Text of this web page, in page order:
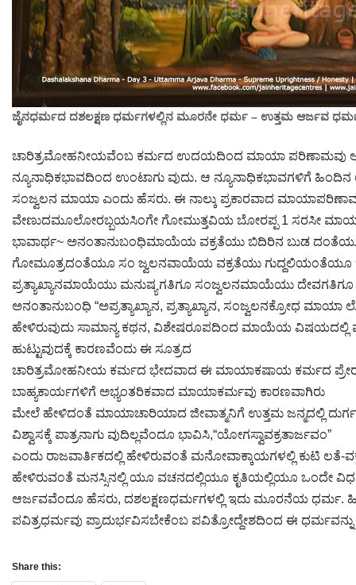
Jain Epigraphy
Jainism & Philately
Jains Minority Status
Shlokas & Bhajans
Chaturmas Directory
Rajasthan
Tamil Nadu
Uttar Pradesh
West Bengal
West Bengal
ಜೈನಧರ್ಮದ ದಶಲಕ್ಷಣ ಧರ್ಮಗಳಲ್ಲಿನ ಮೂರನೇ ಧರ್ಮ – ಉತ್ತಮ ಆರ್ಜವ
ಚಾರಿತ್ರಮೋಹನೀಯವೆಂಬ ಕರ್ಮದ ಉದಯದಿಂದ ಮಾಯಾ ಪರಿಣಾಮವು
ನ್ಯೂನಾಧಿಕಭಾವದಿಂದ ಉಂಟಾಗು ವುದು. ಆ ನ್ಯೂನಾಧಿಕಭಾವಗಳಿಗೆ ಹಿಂದಿನ
ಸಂಜ್ವಲನ ಮಾಯಾ ಎಂದು ಹೆಸರು. ಈ ನಾಲ್ಕು ಪ್ರಕಾರವಾದ
ವೇಣುದಮೂಲೋರಬ್ಬಯಸಿಂಗೇ ಗೋಮುತ್ತವಿಯ ಬೋರಪ್ಪ 1 ಸರಸೀ
ಭಾವಾರ್ಥ~ ಅನಂತಾನುಬಂಧಿಮಾಯೆಯ ವಕ್ರತೆಯು ಬಿದಿರಿನ ಬುಡ
ಗೋಮೂತ್ರದಂತೆಯೂ ಸಂ ಜ್ವಲನವಾಯೆಯ ವಕ್ರತೆಯು ಗುದ್ದಲಿಯಂತೆಯೂ
ಪ್ರತ್ಯಾಖ್ಯಾನಮಾಯೆಯು ಮನುಷ್ಯಗತಿಗೂ ಸಂಜ್ವಲನಮಾಯೆಯು ದೇವಗತಿಗೂ
ಅನಂತಾನುಬಂಧಿ “ಅಪ್ರತ್ಯಾಖ್ಯಾನ, ಪ್ರತ್ಯಾಖ್ಯಾನ, ಸಂಜ್ವಲನಕ್ರೋಧ
ಹೇಳಿರುವುದು ಸಾಮಾನ್ಯ ಕಥನ, ವಿಶೇಷರೂಪದಿಂದ ಮಾಯೆಯ ವಿಷಯದಲ್ಲಿ
ಹುಟ್ಟುವುದಕ್ಕೆ ಕಾರಣವೆಂದು ಈ ಸೂತ್ರದ
ಚಾರಿತ್ರಮೋಹನೀಯ ಕರ್ಮದ ಭೇದವಾದ ಈ ಮಾಯಾಕಷಾಯ ಕರ್ಮದ
ಬಾಹ್ಯಕಾರ್ಯಗಳಿಗೆ ಅಭ್ಯಂತರಿಕವಾದ ಮಾಯಾಕರ್ಮವು ಕಾರಣವಾಗಿರು
ಮೇಲೆ ಹೇಳಿದಂತೆ ಮಾಯಾಚಾರಿಯಾದ ಜೀವಾತ್ಮನಿಗೆ ಉತ್ತಮ ಜನ್ಮದಲ್ಲಿ
ವಿಶ್ವಾಸಕ್ಕೆ ಪಾತ್ರನಾಗು ವುದಿಲ್ಲವೆಂದೂ ಭಾವಿಸಿ,“ಯೋಗಸ್ವಾವಕ್ರತಾರ್ಜವಂ”
ಎಂದು ರಾಜವಾರ್ತಿಕದಲ್ಲಿ ಹೇಳಿರುವಂತೆ ಮನೋವಾಕ್ಕಾಯಗಳಲ್ಲಿ ಕುಟಿ ಲತೆ-
ಹೇಳಿರುವಂತೆ ಮನಸ್ಸಿನಲ್ಲಿ ಯೂ ವಚನದಲ್ಲಿಯೂ ಕೃತಿಯಲ್ಲಿಯೂ ಒಂದೇ
ಆರ್ಜವವೆಂದೂ ಹೆಸರು, ದಶಲಕ್ಷಣಧರ್ಮಗಳಲ್ಲಿ ಇದು ಮೂರನೆಯ ಧರ್ಮ.
ಪವಿತ್ರಧರ್ಮವು ಪ್ರಾದುರ್ಭವಿಸಬೇಕೆಂಬ ಪವಿತ್ರೋದ್ದೇಶದಿಂದ ಈ
Share this: